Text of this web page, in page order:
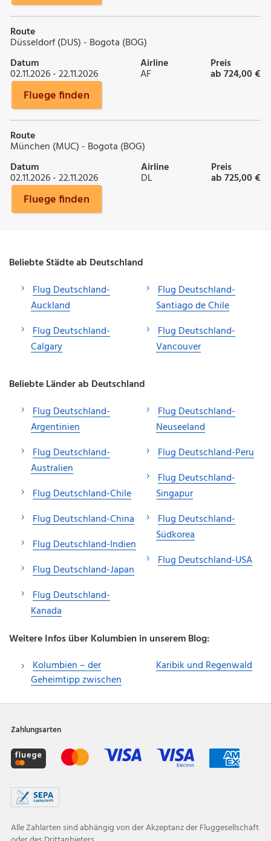
Route
Düsseldorf (DUS) - Bogota (BOG)
Datum
02.11.2026 - 22.11.2026
Airline
AF
Preis
ab 724,00 €
Fluege finden
Route
München (MUC) - Bogota (BOG)
Datum
02.11.2026 - 22.11.2026
Airline
DL
Preis
ab 725,00 €
Fluege finden
Beliebte Städte ab Deutschland
Flug Deutschland-
Auckland
Flug Deutschland-
Calgary
Flug Deutschland-
Santiago de Chile
Flug Deutschland-
Vancouver
Beliebte Länder ab Deutschland
Flug Deutschland-
Argentinien
Flug Deutschland-
Australien
Flug Deutschland-Chile
Flug Deutschland-China
Flug Deutschland-Indien
Flug Deutschland-Japan
Flug Deutschland-
Kanada
Flug Deutschland-
Neuseeland
Flug Deutschland-Peru
Flug Deutschland-
Singapur
Flug Deutschland-
Südkorea
Flug Deutschland-USA
Weitere Infos über Kolumbien in unserem Blog:
Kolumbien – der
Geheimtipp zwischen
Karibik und Regenwald